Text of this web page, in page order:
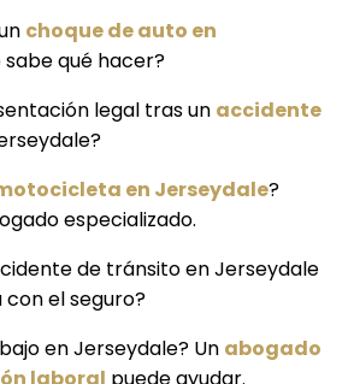
choque de auto en
sabe qué hacer?
legal tras un accidente
en Jerseydale?
especializado.
de tránsito en Jerseydale
el seguro?
en Jerseydale? Un abogado
laboral puede ayudar.